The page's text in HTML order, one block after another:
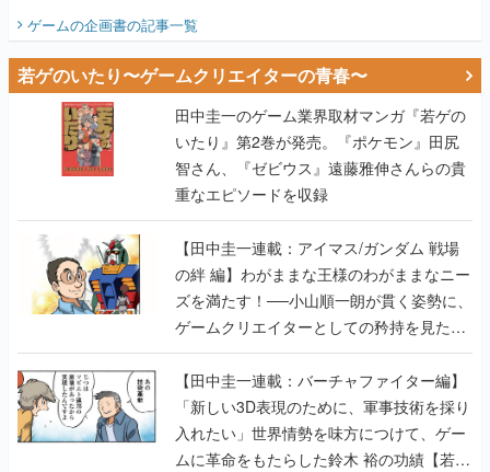
ビュー】
ゲームの企画書の記事一覧
若ゲのいたり〜ゲームクリエイターの青春〜
田中圭一のゲーム業界取材マンガ『若ゲの
いたり』第2巻が発売。『ポケモン』田尻
智さん、『ゼビウス』遠藤雅伸さんらの貴
重なエピソードを収録
【田中圭一連載：アイマス/ガンダム 戦場
の絆 編】わがままな王様のわがままなニー
ズを満たす！──小山順一朗が貫く姿勢に、
ゲームクリエイターとしての矜持を見た
【若ゲのいたり最終回】
【田中圭一連載：バーチャファイター編】
「新しい3D表現のために、軍事技術を採り
入れたい」世界情勢を味方につけて、ゲー
ムに革命をもたらした鈴木 裕の功績【若ゲ